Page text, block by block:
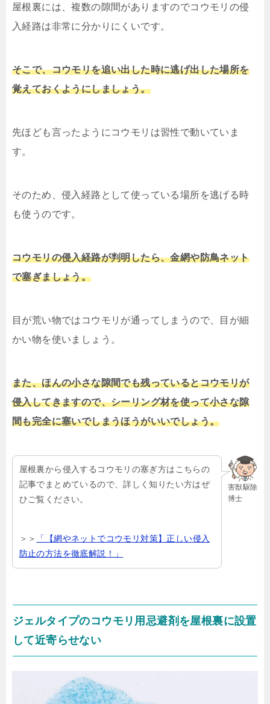
屋根裏には、複数の隙間がありますのでコウモリの侵
入経路は非常に分かりにくいです。
そこで、コウモリを追い出した時に逃げ出した場所を
覚えておくようにしましょう。
先ほども言ったようにコウモリは習性で動いていま
す。
そのため、侵入経路として使っている場所を逃げる時
も使うのです。
コウモリの侵入経路が判明したら、金網や防鳥ネット
で塞ぎましょう。
目が荒い物ではコウモリが通ってしまうので、目が細
かい物を使いましょう。
また、ほんの小さな隙間でも残っているとコウモリが
侵入してきますので、シーリング材を使って小さな隙
間も完全に塞いでしまうほうがいいでしょう。
害獣駆除
博士
屋根裏から侵入するコウモリの塞ぎ方はこちらの
記事でまとめているので、詳しく知りたい方はぜ
ひご覧ください。
＞＞
「【網やネットでコウモリ対策】正しい侵入
防止の方法を徹底解説！」
ジェルタイプのコウモリ用忌避剤を屋根裏に設置
して近寄らせない